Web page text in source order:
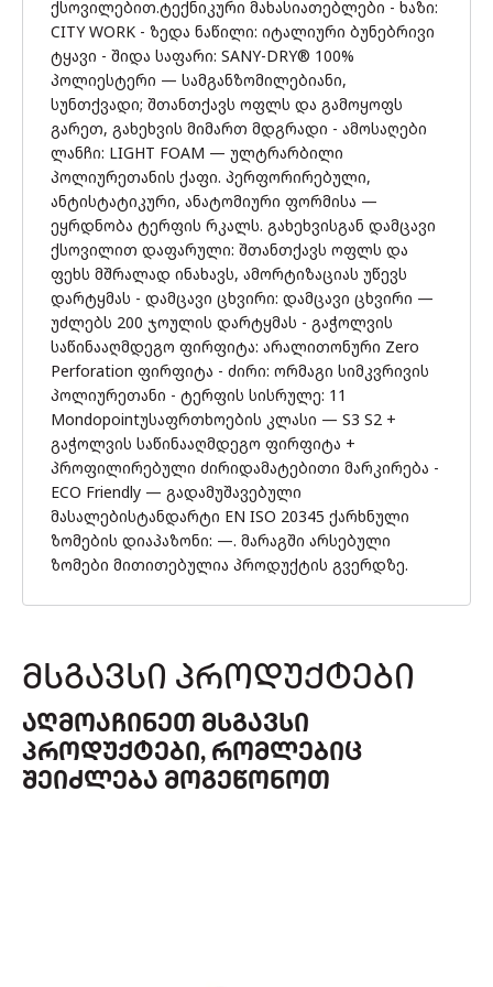
ქსოვილებით.ტექნიკური მახასიათებლები - ხაზი:
CITY WORK - ზედა ნაწილი: იტალიური ბუნებრივი
ტყავი - შიდა საფარი: SANY-DRY® 100%
პოლიესტერი — სამგანზომილებიანი,
სუნთქვადი; შთანთქავს ოფლს და გამოყოფს
გარეთ, გახეხვის მიმართ მდგრადი - ამოსაღები
ლანჩი: LIGHT FOAM — ულტრარბილი
პოლიურეთანის ქაფი. პერფორირებული,
ანტისტატიკური, ანატომიური ფორმისა —
ეყრდნობა ტერფის რკალს. გახეხვისგან დამცავი
ქსოვილით დაფარული: შთანთქავს ოფლს და
ფეხს მშრალად ინახავს, ამორტიზაციას უწევს
დარტყმას - დამცავი ცხვირი: დამცავი ცხვირი —
უძლებს 200 ჯოულის დარტყმას - გაჭოლვის
საწინააღმდეგო ფირფიტა: არალითონური Zero
Perforation ფირფიტა - ძირი: ორმაგი სიმკვრივის
პოლიურეთანი - ტერფის სისრულე: 11
Mondopointუსაფრთხოების კლასი — S3 S2 +
გაჭოლვის საწინააღმდეგო ფირფიტა +
პროფილირებული ძირიდამატებითი მარკირება -
ECO Friendly — გადამუშავებული
მასალებისტანდარტი EN ISO 20345 ქარხნული
ზომების დიაპაზონი: —. მარაგში არსებული
ზომები მითითებულია პროდუქტის გვერდზე.
ᲛᲡᲒᲐᲕᲡᲘ ᲞᲠᲝᲓᲣᲥᲢᲔᲑᲘ
ᲐᲦᲛᲝᲐᲩᲘᲜᲔᲗ ᲛᲡᲒᲐᲕᲡᲘ
ᲞᲠᲝᲓᲣᲥᲢᲔᲑᲘ, ᲠᲝᲛᲚᲔᲑᲘᲪ
ᲨᲔᲘᲫᲚᲔᲑᲐ ᲛᲝᲒᲔᲬᲝᲜᲝᲗ